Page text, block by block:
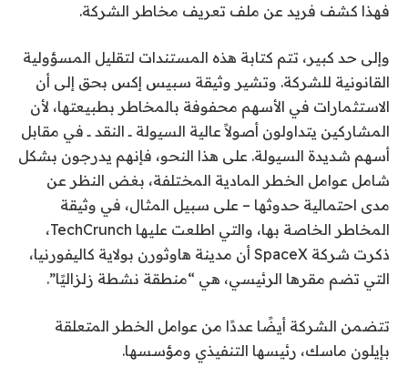
فهذا كشف فريد عن ملف تعريف مخاطر الشركة.
وإلى حد كبير، تتم كتابة هذه المستندات لتقليل المسؤولية
القانونية للشركة. وتشير وثيقة سبيس إكس بحق إلى أن
الاستثمارات في الأسهم محفوفة بالمخاطر بطبيعتها، لأن
المشاركين يتداولون أصولاً عالية السيولة ــ النقد ــ في مقابل
أسهم شديدة السيولة. على هذا النحو، فإنهم يدرجون بشكل
شامل عوامل الخطر المادية المختلفة، بغض النظر عن
مدى احتمالية حدوثها – على سبيل المثال، في وثيقة
المخاطر الخاصة بها، والتي اطلعت عليها TechCrunch،
ذكرت شركة SpaceX أن مدينة هاوثورن بولاية كاليفورنيا،
التي تضم مقرها الرئيسي، هي “منطقة نشطة زلزاليًا”.
تتضمن الشركة أيضًا عددًا من عوامل الخطر المتعلقة
بإيلون ماسك، رئيسها التنفيذي ومؤسسها.